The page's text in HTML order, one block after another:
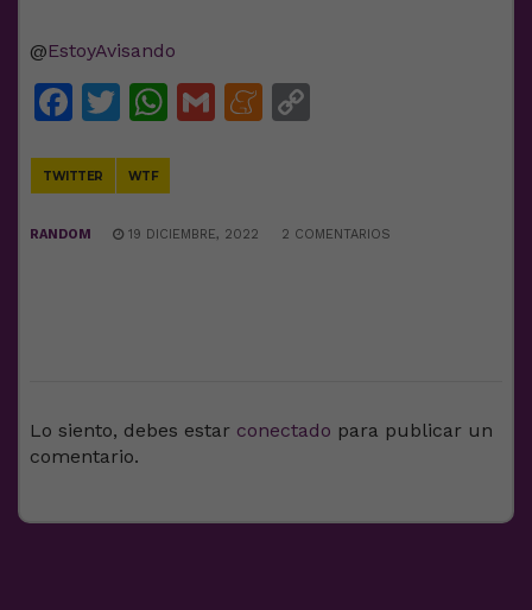
@EstoyAvisando
Facebook
Twitter
WhatsApp
GmailMeneame
TWITTER WTF
RANDOM 19 DICIEMBRE, 2022 2 COMENTARIOS
Lo siento, debes estar conectado para publicar un
comentario.